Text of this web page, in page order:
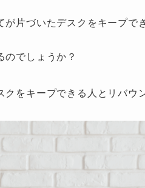
が片づいたデスクをキープ
のでしょうか？
をキープできる人とリバウ